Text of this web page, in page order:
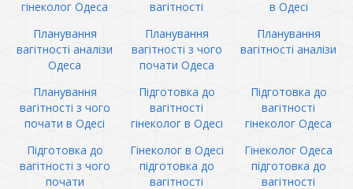
гінеколог Одеса вагітності
в Одесі
Планування
вагітності аналізи
Одеса
Планування
вагітності з чого
почати Одеса
Планування
вагітності аналізи
Планування
вагітності з чого
почати в Одесі
Підготовка до
вагітності
гінеколог в Одесі
Підготовка до
вагітності
гінеколог Одеса
Підготовка до
вагітності з чого
почати
Гінеколог в Одесі
підготовка до
вагітності
Гінеколог Одеса
підготовка до
вагітності